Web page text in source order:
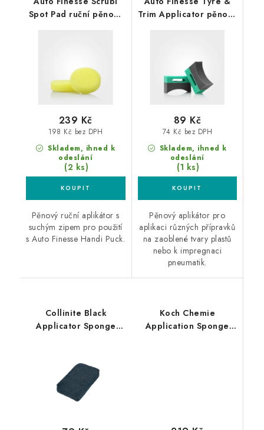
Spot Pad ruční pěnový
Skladem, ihned k
odeslání
(2 ks)
198 Kč bez DPH
239 Kč
Pěnový ruční aplikátor s
suchým zipem pro použití
s Auto Finesse Handi Puck.
Trim Applicator pěnový
Skladem, ihned k
odeslání
(1 ks)
74 Kč bez DPH
89 Kč
Pěnový aplikátor pro
aplikaci různých přípravků
na zaoblené tvary plastů
nebo k impregnaci
pneumatik.
Collinite Black
Applicator Sponge
Koch Chemie
Application Sponge